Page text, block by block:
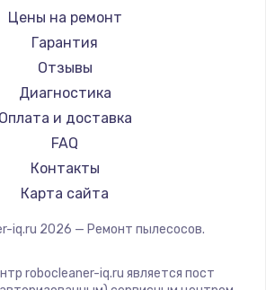
пылесосов Elitech
пылесосов STIHL
пылесосов Kirby
lydsto
Atvel
Tineco
Tuvio
DEXP
Haier
Pioneer
Electrolux
Scarlett
Цены на ремонт
Гарантия
Отзывы
Диагностика
Оплата и доставка
FAQ
Контакты
Карта сайта
iq.ru 2026 — Ремонт пылесосов.
robocleaner-iq.ru является пост